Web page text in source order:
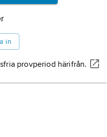
in
provperiod härifrån.